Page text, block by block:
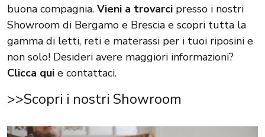
buona compagnia. Vieni a trovarci presso i nostri
Showroom di Bergamo e Brescia e scopri tutta la
gamma di letti, reti e materassi per i tuoi riposini e
non solo! Desideri avere maggiori informazioni?
Clicca qui e contattaci.
>>Scopri i nostri Showroom